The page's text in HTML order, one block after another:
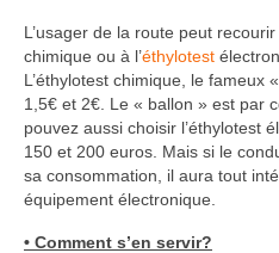
L’usager de la route peut
chimique ou à l’éthylotest
L’éthylotest chimique, le fameux
1,5€ et 2€. Le « ballon » est par
pouvez aussi choisir l’éthylotest
150 et 200 euros. Mais si le
sa consommation, il aura tout
équipement électronique.
• Comment s’en servir?